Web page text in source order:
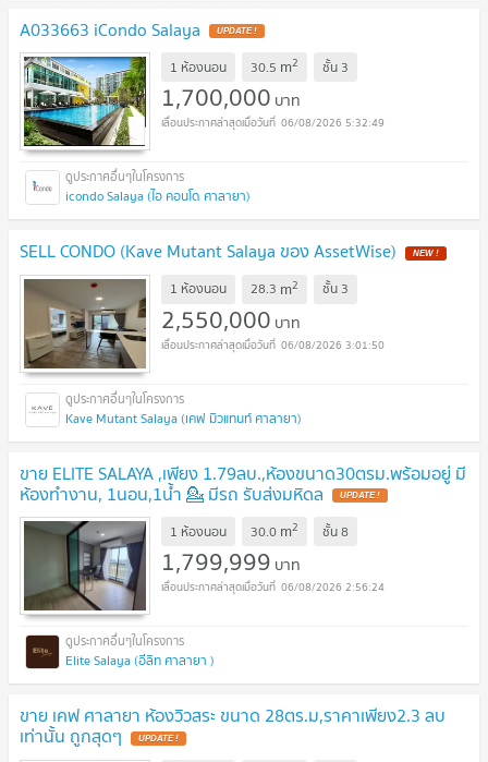
A033663 iCondo Salaya
1 ห้องนอน 30.5 m2 ชั้น 3
1,700,000 บาท
06/08/2026 5:32:49
icondo Salaya (ไอ คอนโด ศาลายา)
SELL CONDO (Kave Mutant Salaya ของ AssetWise)
1 ห้องนอน 28.3 m2 ชั้น 3
2,550,000 บาท
06/08/2026 3:01:50
Kave Mutant Salaya (เคฟ มิวแทนท์ ศาลายา)
ขาย ELITE SALAYA ​,เพียง 1.79ลบ.,ห้องขนาด30ตรม.พร้อมอยู่ มี
ห้องทำงาน,​ 1นอน,1น้ำ 💁 มีรถ รับส่งมหิดล
1 ห้องนอน 30.0 m2 ชั้น8
1,799,999 บาท
06/08/2026 2:56:24
Elite Salaya (อีลิท ศาลายา )
ขาย เคฟ ศาลายา ห้องวิวสระ ขนาด 28ตร.ม,ราคาเพียง2.3 ลบ
เท่านั้น ถูกสุดๆ